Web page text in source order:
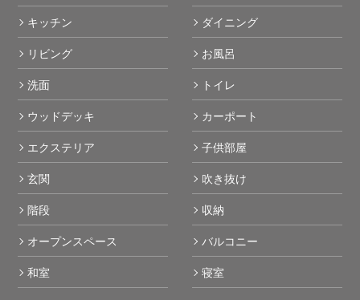
キッチン
ダイニング
リビング
お風呂
洗面
トイレ
ウッドデッキ
カーポート
エクステリア
子供部屋
玄関
吹き抜け
階段
収納
オープンスペース
バルコニー
和室
寝室